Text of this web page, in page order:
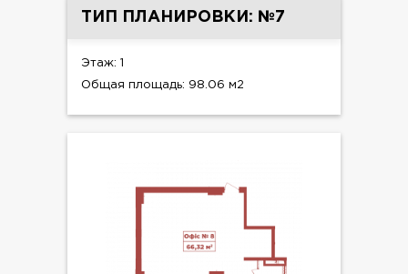
ТИП ПЛАНИРОВКИ: №7
Этаж: 1
Общая площадь: 98.06 м2